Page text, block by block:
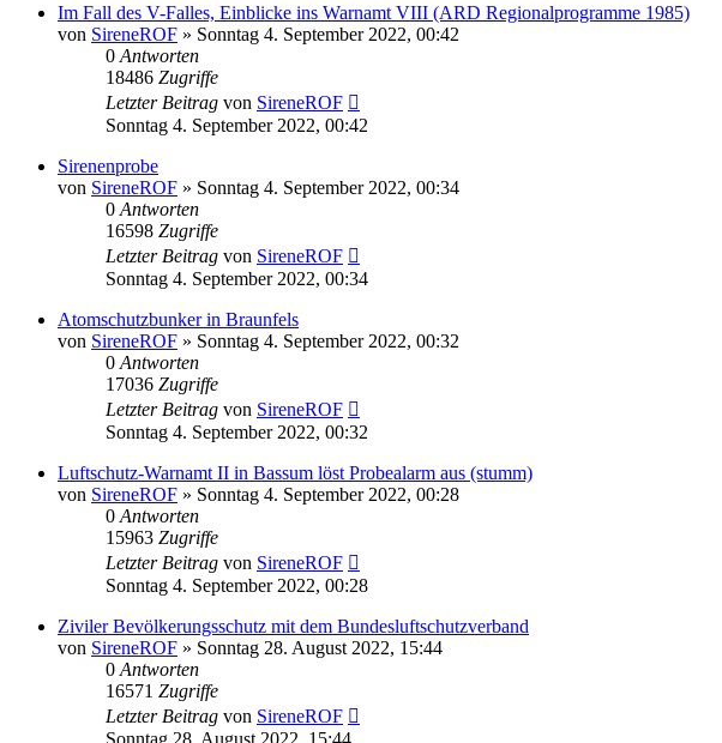
Im Fall des V-Falles, Einblicke ins Warnamt VIII (ARD Regionalprogramme 1985)
von SireneROF » Sonntag 4. September 2022, 00:42
0 Antworten
18486 Zugriffe
Letzter Beitrag von SireneROF
Sonntag 4. September 2022, 00:42
Sirenenprobe
von SireneROF » Sonntag 4. September 2022, 00:34
0 Antworten
16598 Zugriffe
Letzter Beitrag von SireneROF
Sonntag 4. September 2022, 00:34
Atomschutzbunker in Braunfels
von SireneROF » Sonntag 4. September 2022, 00:32
0 Antworten
17036 Zugriffe
Letzter Beitrag von SireneROF
Sonntag 4. September 2022, 00:32
Luftschutz-Warnamt II in Bassum löst Probealarm aus (stumm)
von SireneROF » Sonntag 4. September 2022, 00:28
0 Antworten
15963 Zugriffe
Letzter Beitrag von SireneROF
Sonntag 4. September 2022, 00:28
Ziviler Bevölkerungsschutz mit dem Bundesluftschutzverband
von SireneROF » Sonntag 28. August 2022, 15:44
0 Antworten
16571 Zugriffe
Letzter Beitrag von SireneROF
Sonntag 28. August 2022, 15:44